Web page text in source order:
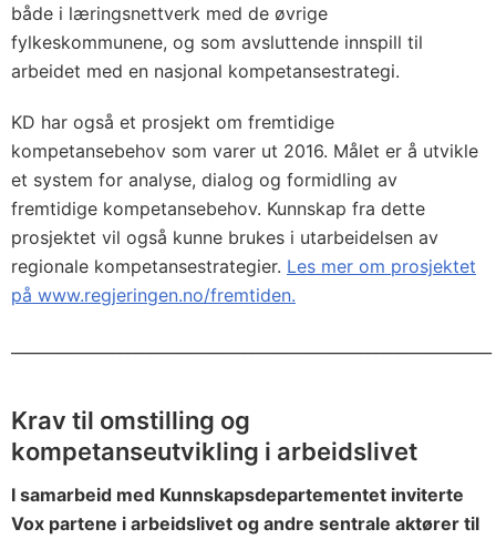
både i læringsnettverk med de øvrige
fylkeskommunene, og som avsluttende innspill til
arbeidet med en nasjonal kompetansestrategi.
KD har også et prosjekt om fremtidige
kompetansebehov som varer ut 2016. Målet er å utvikle
et system for analyse, dialog og formidling av
fremtidige kompetansebehov. Kunnskap fra dette
prosjektet vil også kunne brukes i utarbeidelsen av
regionale kompetansestrategier. Les mer om prosjektet
på www.regjeringen.no/fremtiden.
Krav til omstilling og
kompetanseutvikling i arbeidslivet
I samarbeid med Kunnskapsdepartementet inviterte
Vox partene i arbeidslivet og andre sentrale aktører til